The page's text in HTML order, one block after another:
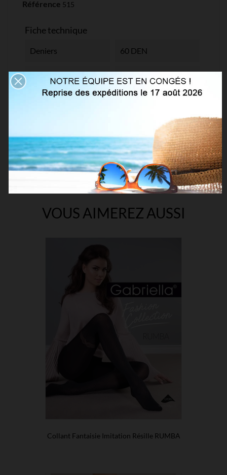
Référence 515
Fiche technique
Deniers 60 DEN
Matière Microfibre 3D
Références spécifiques
VOUS AIMEREZ AUSSI
Collant Fantaisie Imitation Résille RUMBA